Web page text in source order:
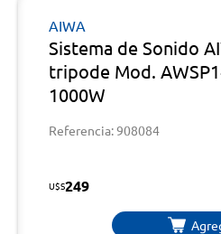
AIWA
Sistema de Sonido
tripode Mod.
1000W
Referencia: 908084
U$S249